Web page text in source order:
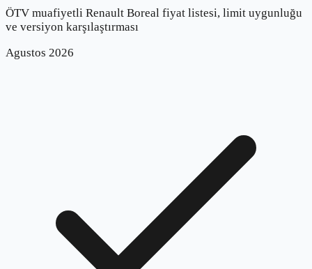
ÖTV muafiyetli Renault Boreal fiyat listesi, limit uygunluğu
ve versiyon karşılaştırması
Agustos 2026